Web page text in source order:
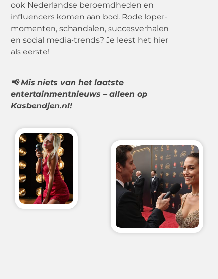
ook Nederlandse beroemdheden en
influencers komen aan bod. Rode loper-
momenten, schandalen, succesverhalen
en social media-trends? Je leest het hier
als eerste!
📢 Mis niets van het laatste
entertainmentnieuws – alleen op
Kasbendjen.nl!